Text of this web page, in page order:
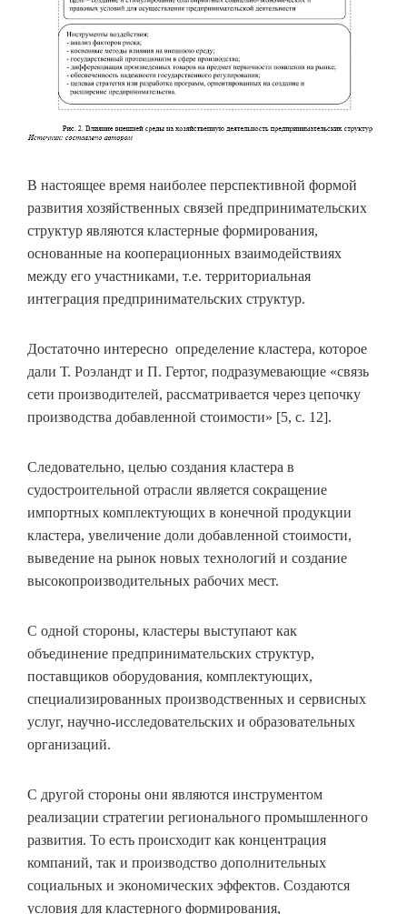
В настоящее время наиболее перспективной формой
развития хозяйственных связей предпринимательских
структур являются кластерные формирования,
основанные на кооперационных взаимодействиях
между его участниками, т.е. территориальная
интеграция предпринимательских структур.
Достаточно интересно определение кластера, которое
дали Т. Роэландт и П. Гертог, подразумевающие «связь
сети производителей, рассматривается через цепочку
производства добавленной стоимости» [5, с. 12].
Следовательно, целью создания кластера в
судостроительной отрасли является сокращение
импортных комплектующих в конечной продукции
кластера, увеличение доли добавленной стоимости,
выведение на рынок новых технологий и создание
высокопроизводительных рабочих мест.
С одной стороны, кластеры выступают как
объединение предпринимательских структур,
поставщиков оборудования, комплектующих,
специализированных производственных и сервисных
услуг, научно-исследовательских и образовательных
организаций.
С другой стороны они являются инструментом
реализации стратегии регионального промышленного
развития. То есть происходит как концентрация
компаний, так и производство дополнительных
социальных и экономических эффектов. Создаются
условия для кластерного формирования,